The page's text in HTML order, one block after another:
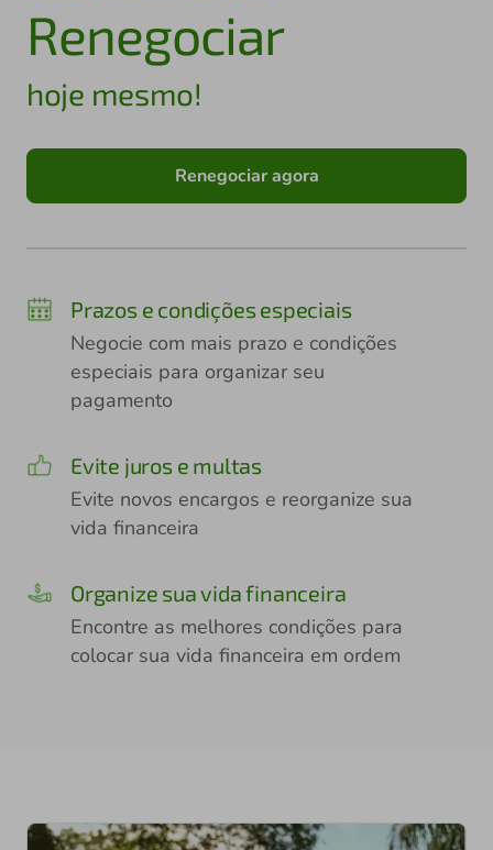
Renegociar
hoje mesmo!
Renegociar agora
Prazos e condições especiais
Negocie com mais prazo e condições
especiais para organizar seu
pagamento
Evite juros e multas
Evite novos encargos e reorganize sua
vida financeira
Organize sua vida financeira
Encontre as melhores condições para
colocar sua vida financeira em ordem